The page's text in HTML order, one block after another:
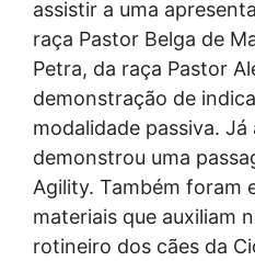
assistir a uma
raça Pastor Belga de
Petra, da raça Pastor
demonstração de
modalidade passiva. Já
demonstrou uma
Agility. Também foram
materiais que auxiliam
rotineiro dos cães da